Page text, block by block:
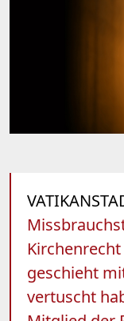
geschieht
vertuscht